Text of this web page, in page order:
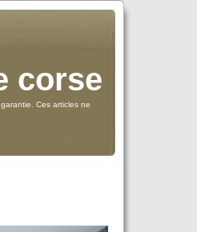
corse
Ces articles ne